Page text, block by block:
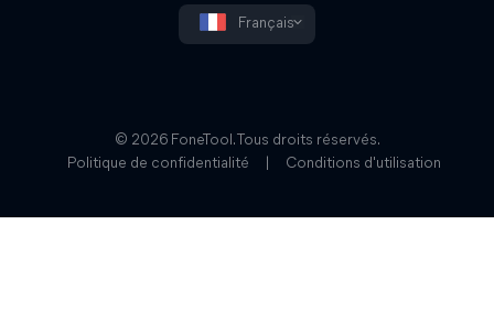
Français
© 2026 FoneTool. Tous droits réservés.
Politique de confidentialité
Conditions d'utilisation